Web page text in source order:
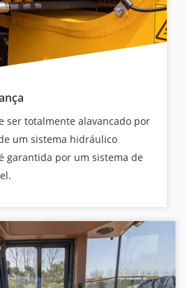
ser totalmente alavancado por
um sistema hidráulico
garantida por um sistema de